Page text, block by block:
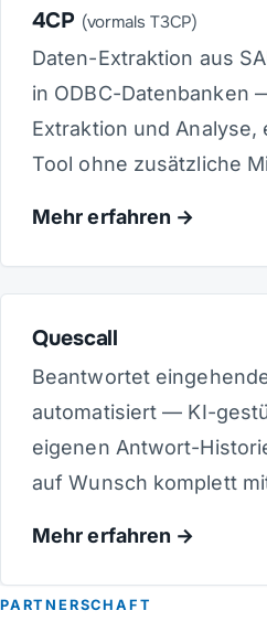
4CP (vormals T3CP)
Daten-Extraktion aus
in ODBC-Datenbanken
Extraktion und Analyse,
Tool ohne zusätzliche
Mehr erfahren
Quescall
Beantwortet
automatisiert — KI-
eigenen Antwort-
auf Wunsch komplett
Mehr erfahren
PARTNERSCHAFT